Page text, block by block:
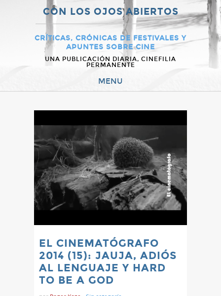
CON LOS OJOS ABIERTOS
CRÍTICAS, CRÓNICAS DE FESTIVALES Y
APUNTES SOBRE CINE
UNA PUBLICACIÓN DIARIA, CINEFILIA
PERMANENTE
MENU
EL CINEMATÓGRAFO
2014 (15): JAUJA, ADIÓS
AL LENGUAJE Y HARD
TO BE A GOD